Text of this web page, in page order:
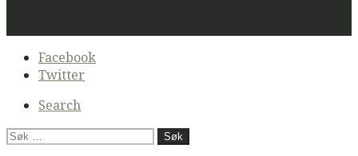
Secondary
navigation
Facebook
Twitter
Search
Søk